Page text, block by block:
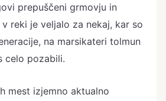
prepuščeni grmovju in
reki je veljalo za nekaj, kar so
na marsikateri tolmun
celo pozabili.
mest izjemno aktualno